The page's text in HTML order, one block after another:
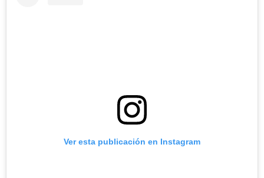
Ver esta publicación en Instagram